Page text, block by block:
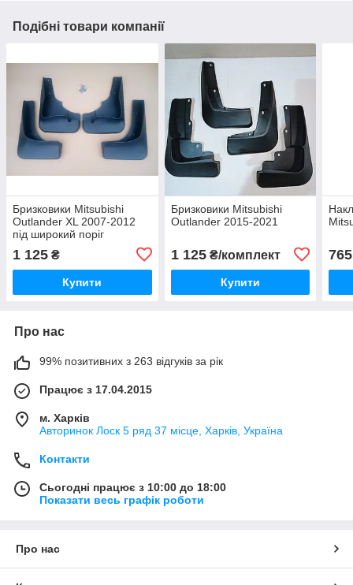
Подібні товари компанії
Бризковики Mitsubishi
Outlander XL 2007-2012
під широкий поріг
1 125 ₴
Купити
Бризковики Mitsubishi
Outlander 2015-2021
1 125₴/комплект
Купити
765
Про нас
99% позитивних з 263 відгуків за рік
Працює з 17.04.2015
м. Харків
Авторинок Лоск 5 ряд 37 місце, Харків, Україна
Контакти
Сьогодні працює з 10:00 до 18:00
Показати весь графік роботи
Про нас